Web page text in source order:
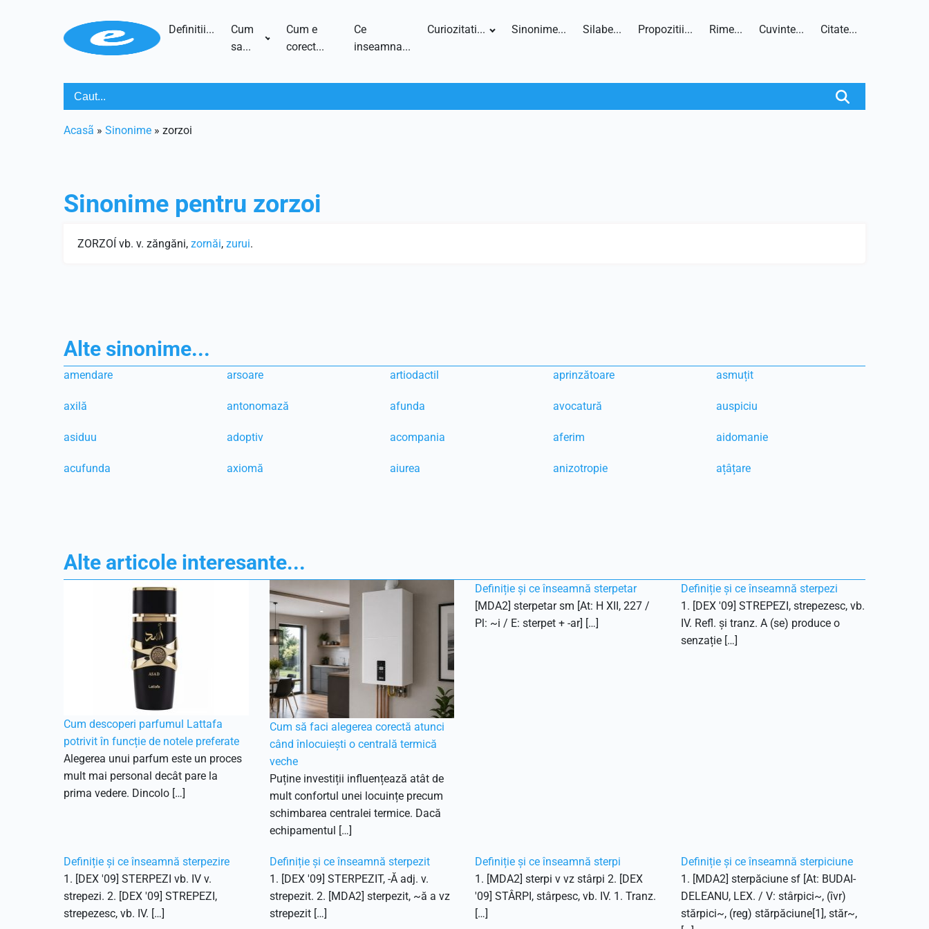
Definitii...
Cum
sa...
Cum e
corect...
Ce
inseamna...
Curiozitati... Sinonime... Silabe... Propozitii... Rime... Cuvinte... Citate...
Acasã » Sinonime » zorzoi
Sinonime pentru zorzoi
ZORZOÍ vb. v. zăngăni, zornăi, zurui.
Alte sinonime...
amendare arsoare artiodactil aprinzătoare asmuțit
axilă antonomază afunda avocatură auspiciu
asiduu adoptiv acompania aferim aidomanie
acufunda axiomă aiurea anizotropie ațâțare
Alte articole interesante...
Cum descoperi parfumul Lattafa
potrivit în funcție de notele preferate
Alegerea unui parfum este un proces
mult mai personal decât pare la
prima vedere. Dincolo […]
Cum să faci alegerea corectă atunci
când înlocuiești o centrală termică
veche
Puține investiții influențează atât de
mult confortul unei locuințe precum
schimbarea centralei termice. Dacă
echipamentul […]
Definiție și ce înseamnă sterpetar
[MDA2] sterpetar sm [At: H XII, 227 /
Pl: ~i / E: sterpet + -ar] […]
Definiție și ce înseamnă sterpezi
1. [DEX '09] STREPEZI, strepezesc, vb.
IV. Refl. și tranz. A (se) produce o
senzație […]
Definiție și ce înseamnă sterpezire
1. [DEX '09] STERPEZI vb. IV v.
strepezi. 2. [DEX '09] STREPEZI,
strepezesc, vb. IV. […]
Definiție și ce înseamnă sterpezit
1. [DEX '09] STERPEZIT, -Ă adj. v.
strepezit. 2. [MDA2] sterpezit, ~ă a vz
strepezit […]
Definiție și ce înseamnă sterpi
1. [MDA2] sterpi v vz stârpi 2. [DEX
'09] STÂRPI, stârpesc, vb. IV. 1. Tranz.
[…]
Definiție și ce înseamnă sterpiciune
1. [MDA2] sterpăciune sf [At: BUDAI-
DELEANU, LEX. / V: stârpici~, (îvr)
stărpici~, (reg) stărpăciune[1], stăr~,